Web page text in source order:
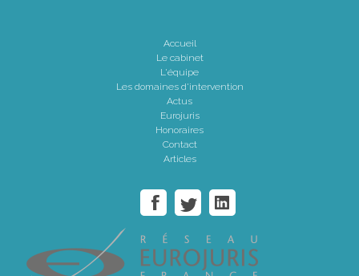
Accueil
Le cabinet
L'équipe
Les domaines d'intervention
Actus
Eurojuris
Honoraires
Contact
Articles